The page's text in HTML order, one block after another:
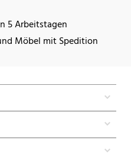
5 Arbeitstagen
Möbel mit Spedition